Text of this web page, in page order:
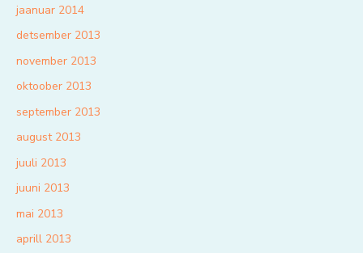
jaanuar 2014
detsember 2013
november 2013
oktoober 2013
september 2013
august 2013
juuli 2013
juuni 2013
mai 2013
aprill 2013